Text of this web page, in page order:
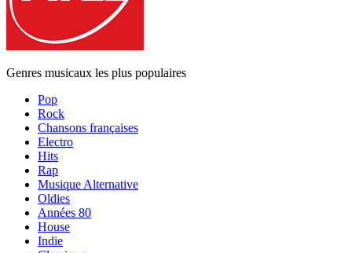
Genres musicaux les plus populaires
Pop
Rock
Chansons françaises
Electro
Hits
Rap
Musique Alternative
Oldies
Années 80
House
Indie